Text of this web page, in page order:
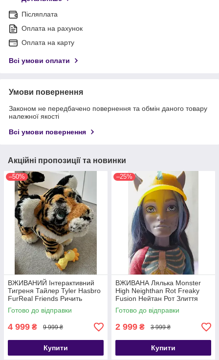
Післяплата
Оплата на рахунок
Оплата на карту
Всі умови оплати
Умови повернення
Законом не передбачено повернення та обмін даного товару
належної якості
Всі умови повернення
Акційні пропозиції та новинки
–50%
ВЖИВАНИЙ Інтерактивний
Тигреня Тайлер Tyler Hasbro
FurReal Friends Ричить
Амурчик
Готово до відправки
4 999 ₴ 9 999 ₴
Купити
–25%
ВЖИВАНА Лялька Monster
High Neighthan Rot Freaky
Fusion Нейтан Рот Злиття
монстрів
Готово до відправки
2 999 ₴ 3 999 ₴
Купити